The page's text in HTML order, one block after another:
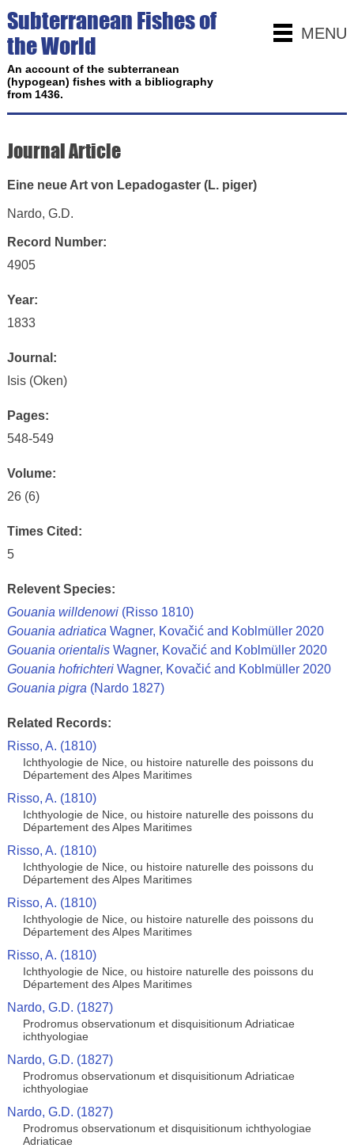
MENU
Subterranean Fishes of
the World
An account of the subterranean
(hypogean) fishes with a bibliography
from 1436.
Journal Article
Eine neue Art von Lepadogaster (L. piger)
Nardo, G.D.
Record Number:
4905
Year:
1833
Journal:
Isis (Oken)
Pages:
548-549
Volume:
26 (6)
Times Cited:
5
Relevent Species:
Gouania willdenowi(Risso 1810)
Gouania adriatica Wagner, Kovačić and Koblmüller 2020
Gouania orientalisWagner, Kovačić and Koblmüller 2020
Gouania hofrichteriWagner, Kovačić and Koblmüller 2020
Gouania pigra (Nardo 1827)
Related Records:
Risso, A. (1810)
Ichthyologie de Nice, ou histoire naturelle des poissons du
Département des Alpes Maritimes
Risso, A. (1810)
Ichthyologie de Nice, ou histoire naturelle des poissons du
Département des Alpes Maritimes
Risso, A. (1810)
Ichthyologie de Nice, ou histoire naturelle des poissons du
Département des Alpes Maritimes
Risso, A. (1810)
Ichthyologie de Nice, ou histoire naturelle des poissons du
Département des Alpes Maritimes
Risso, A. (1810)
Ichthyologie de Nice, ou histoire naturelle des poissons du
Département des Alpes Maritimes
Nardo, G.D. (1827)
Prodromus observationum et disquisitionum Adriaticae
ichthyologiae
Nardo, G.D. (1827)
Prodromus observationum et disquisitionum Adriaticae
ichthyologiae
Nardo, G.D. (1827)
Prodromus observationum et disquisitionum ichthyologiae
Adriaticae